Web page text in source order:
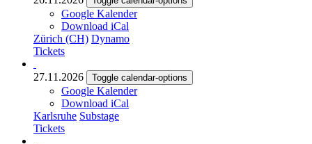
Google Kalender
Download iCal
Zürich (CH) Dynamo
Tickets
27.11.2026 Toggle calendar-options
Google Kalender
Download iCal
Karlsruhe Substage
Tickets